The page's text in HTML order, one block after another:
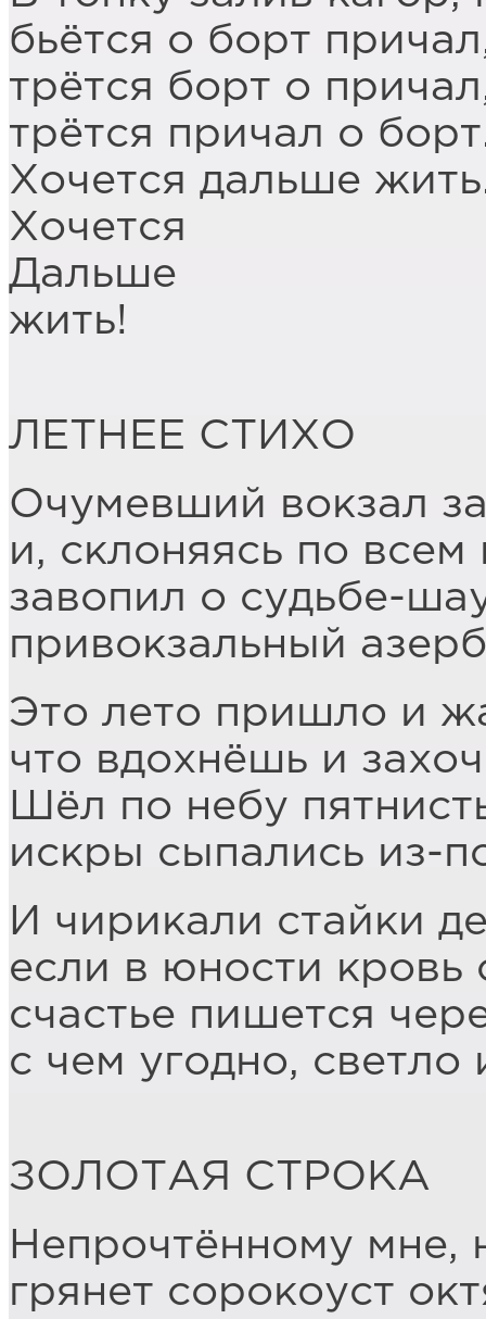
бьётся о борт
трётся борт о
трётся причал о
Хочется дальше
Хочется
Дальше
жить!
ЛЕТНЕЕ СТИХО
Очумевший вокзал
и, склоняясь по
завопил о судьбе-
привокзальный
Это лето пришло и
что вдохнёшь и
Шёл по небу
искры сыпались из-
И чирикали стайки
если в юности кровь
счастье пишется
с чем угодно, светло
ЗОЛОТАЯ СТРОКА
Непрочтённому мне,
грянет сорокоуст